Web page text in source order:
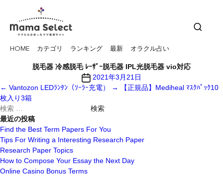
HOME カテゴリ ランキング 最新 オラクル占い
脱毛器 冷感脱毛 ﾚｰｻﾞｰ脱毛器 IPL光脱毛器 vio対応
投
稿
2021年3月21日
← Vantozon LEDﾗﾝﾀﾝ（ｿｰﾗｰ充電） →
【正規品】Mediheal ﾏｽｸﾊﾟｯｸ10
枚入り3箱
検
索
対
象:
最近の投稿
Find the Best Term Papers For You
Tips For Writing a Interesting Research Paper
Research Paper Topics
How to Compose Your Essay the Next Day
Online Casino Bonus Terms